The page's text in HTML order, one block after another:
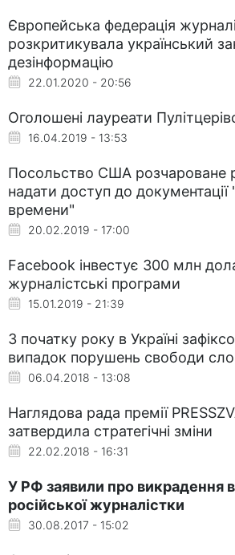
Європейська федерація
розкритикувала український
дезінформацію
22.01.2020 - 20:56
Оголошені лауреати
16.04.2019 - 13:53
Посольство США розчароване
надати доступ до документації
времени"
20.02.2019 - 17:00
Facebook інвестує 300 млн
журналістські програми
15.01.2019 - 21:39
З початку року в Україні
випадок порушень свободи
06.04.2018 - 13:08
Наглядова рада премії
затвердила стратегічні зміни
22.02.2018 - 16:31
У РФ заявили про викрадення в
російської журналістки
30.08.2017 - 15:02